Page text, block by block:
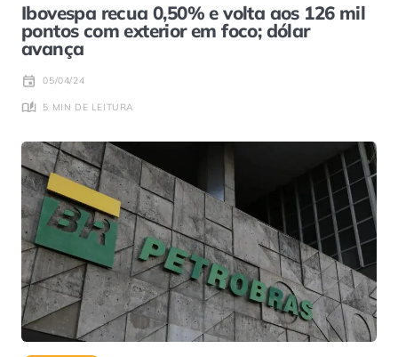
Ibovespa recua 0,50% e volta aos 126 mil
pontos com exterior em foco; dólar
avança
05/04/24
5 MIN DE LEITURA